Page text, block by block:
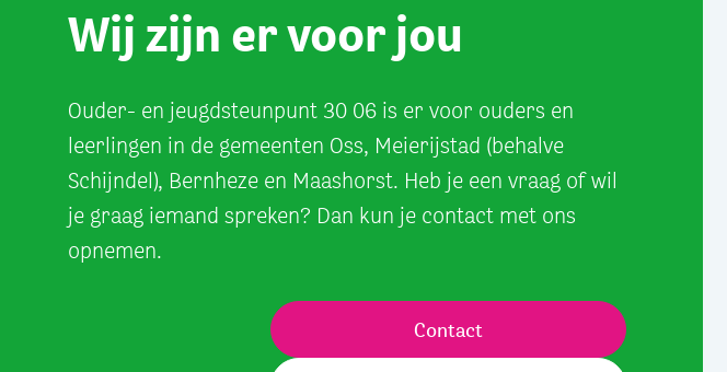
Wij zijn er voor jou
Ouder- en jeugdsteunpunt 30 06 is er voor ouders en
leerlingen in de gemeenten Oss, Meierijstad (behalve
Schijndel), Bernheze en Maashorst. Heb je een vraag of wil
je graag iemand spreken? Dan kun je contact met ons
opnemen.
Contact